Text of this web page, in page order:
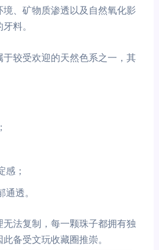
、矿物质渗透以及自然氧化影
料。
于较受欢迎的天然色系之一，其
感；
透。
法复制，每一颗珠子都拥有独
备受文玩收藏圈推崇。